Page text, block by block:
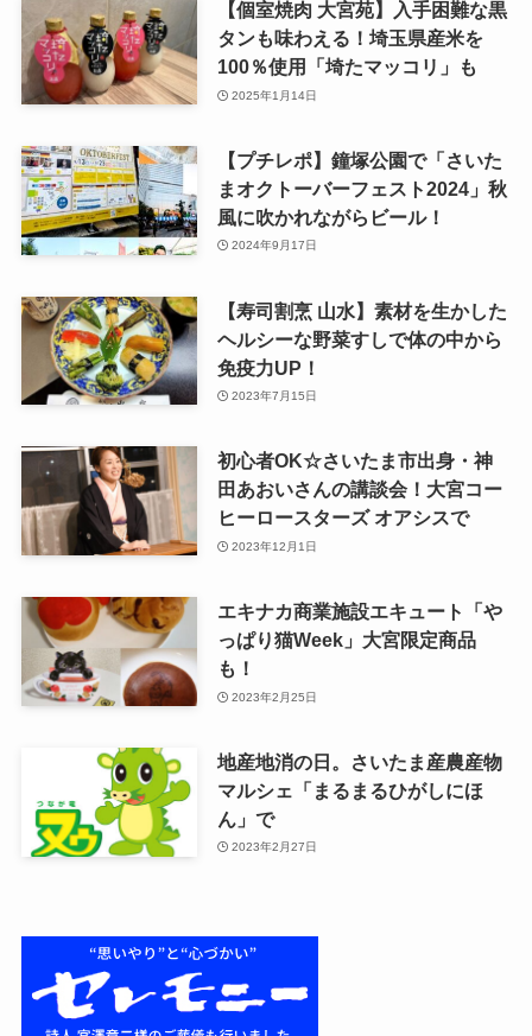
【個室焼肉 大宮苑】入手困難な黒
タンも味わえる！埼玉県産米を
100％使用「埼たマッコリ」も
2025年1月14日
【プチレポ】鐘塚公園で「さいた
まオクトーバーフェスト2024」秋
風に吹かれながらビール！
2024年9月17日
【寿司割烹 山水】素材を生かした
ヘルシーな野菜すしで体の中から
免疫力UP！
2023年7月15日
初心者OK☆さいたま市出身・神
田あおいさんの講談会！大宮コー
ヒーロースターズ オアシスで
2023年12月1日
エキナカ商業施設エキュート「や
っぱり猫Week」大宮限定商品
も！
2023年2月25日
地産地消の日。さいたま産農産物
マルシェ「まるまるひがしにほ
ん」で
2023年2月27日